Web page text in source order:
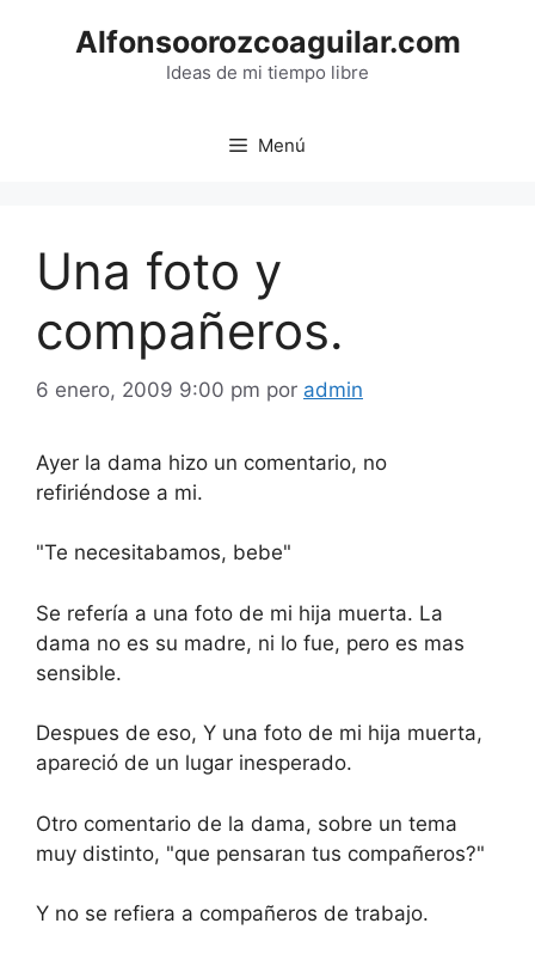
Alfonsoorozcoaguilar.com
Ideas de mi tiempo libre
Menú
Una foto y
compañeros.
6 enero, 2009 9:00 pm por admin
Ayer la dama hizo un comentario, no
refiriéndose a mi.
"Te necesitabamos, bebe"
Se refería a una foto de mi hija muerta. La
dama no es su madre, ni lo fue, pero es mas
sensible.
Despues de eso, Y una foto de mi hija muerta,
apareció de un lugar inesperado.
Otro comentario de la dama, sobre un tema
muy distinto, "que pensaran tus compañeros?"
Y no se refiera a compañeros de trabajo.